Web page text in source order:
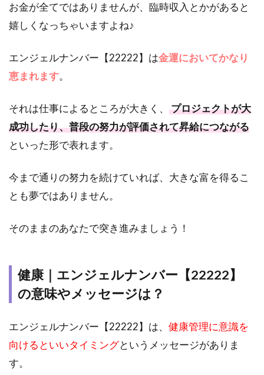
お金が全てではありませんが、臨時収入とかがあると
嬉しくなっちゃいますよね♪
エンジェルナンバー【22222】は金運においてかなり
恵まれます。
それは仕事によるところが大きく、 プロジェクトが大
成功したり、普段の努力が評価されて昇給につながる
といった形で表れます。
今まで通りの努力を続けていれば、大きな富を得るこ
とも夢ではありません。
そのままのあなたで突き進みましょう！
健康｜エンジェルナンバー【22222】
の意味やメッセージは？
エンジェルナンバー【22222】は、 健康管理に意識を
向けるといいタイミングというメッセージがありま
す。